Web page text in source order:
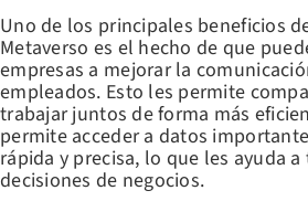
Uno de los principales beneficios
Metaverso es el hecho de que
empresas a mejorar la
empleados. Esto les permite
trabajar juntos de forma más
permite acceder a datos
rápida y precisa, lo que les ayuda
decisiones de negocios.